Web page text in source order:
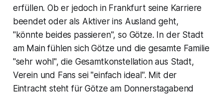
erfüllen. Ob er jedoch in Frankfurt seine Karriere
beendet oder als Aktiver ins Ausland geht,
"könnte beides passieren", so Götze. In der Stadt
am Main fühlen sich Götze und die gesamte Familie
"sehr wohl", die Gesamtkonstellation aus Stadt,
Verein und Fans sei "einfach ideal". Mit der
Eintracht steht für Götze am Donnerstagabend